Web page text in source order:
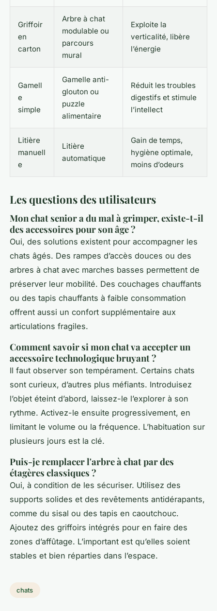
Griffoir
en
carton
Arbre à chat
modulable ou
parcours
mural
Exploite la
verticalité, libère
l’énergie
Gamell
e
simple
Gamelle anti-
glouton ou
puzzle
alimentaire
Réduit les troubles
digestifs et stimule
l’intellect
Litière
manuell
e
Litière
automatique
Gain de temps,
hygiène optimale,
moins d’odeurs
Les questions des utilisateurs
Mon chat senior a du mal à grimper, existe-t-il
des accessoires pour son âge ?
Oui, des solutions existent pour accompagner les
chats âgés. Des rampes d’accès douces ou des
arbres à chat avec marches basses permettent de
préserver leur mobilité. Des couchages chauffants
ou des tapis chauffants à faible consommation
offrent aussi un confort supplémentaire aux
articulations fragiles.
Comment savoir si mon chat va accepter un
accessoire technologique bruyant ?
Il faut observer son tempérament. Certains chats
sont curieux, d’autres plus méfiants. Introduisez
l’objet éteint d’abord, laissez-le l’explorer à son
rythme. Activez-le ensuite progressivement, en
limitant le volume ou la fréquence. L’habituation sur
plusieurs jours est la clé.
Puis-je remplacer l'arbre à chat par des
étagères classiques ?
Oui, à condition de les sécuriser. Utilisez des
supports solides et des revêtements antidérapants,
comme du sisal ou des tapis en caoutchouc.
Ajoutez des griffoirs intégrés pour en faire des
zones d’affûtage. L’important est qu’elles soient
stables et bien réparties dans l’espace.
chats